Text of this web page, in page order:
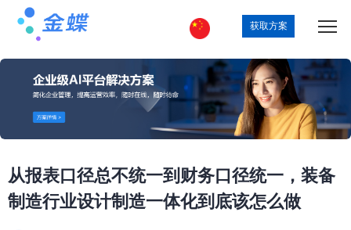
获取方案
从报表口径总不统一到财务口径统一，装备
制造行业设计制造一体化到底该怎么做